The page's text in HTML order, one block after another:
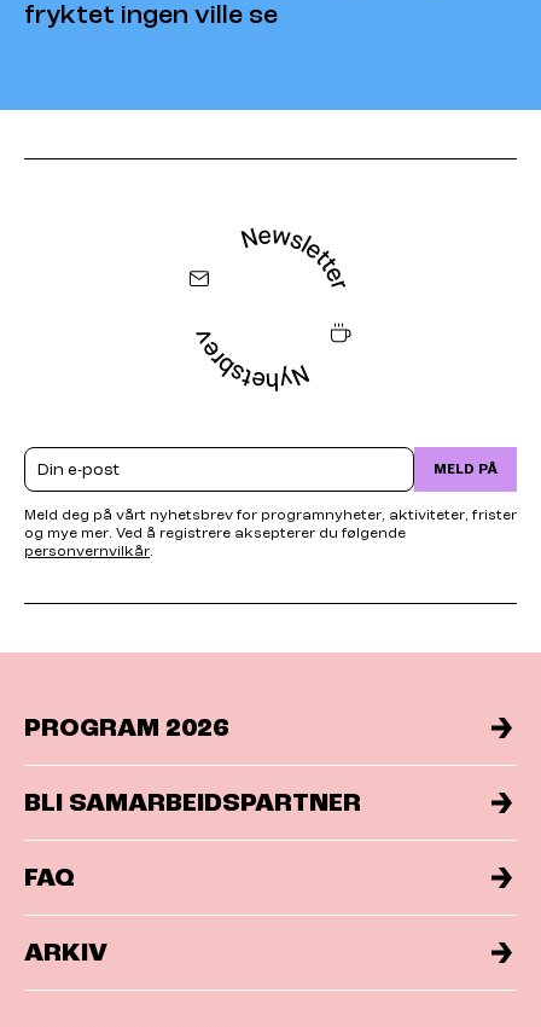
fryktet ingen ville se
Email MELD PÅ
Meld deg på vårt nyhetsbrev for programnyheter, aktiviteter, frister
og mye mer. Ved å registrere aksepterer du følgende
personvernvilkår.
PROGRAM 2026
BLI SAMARBEIDSPARTNER
FAQ
ARKIV